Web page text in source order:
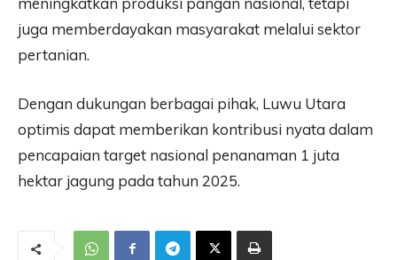
juga memberdayakan masyarakat melalui sektor
pertanian.
Dengan dukungan berbagai pihak, Luwu Utara
optimis dapat memberikan kontribusi nyata dalam
pencapaian target nasional penanaman 1 juta
hektar jagung pada tahun 2025.